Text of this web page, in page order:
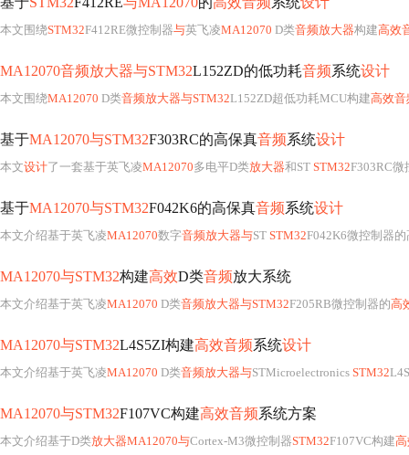
本文围绕STM32F412RE微控制器与英飞凌MA12070 D类音频放大器构建高效
MA12070音频放大器与STM32L152ZD的低功耗音频系统设计
本文围绕MA12070 D类音频放大器与STM32L152ZD超低功耗MCU构建高效音
基于MA12070与STM32F303RC的高保真音频系统设计
本文设计了一套基于英飞凌MA12070多电平D类放大器和ST STM32F303RC微
基于MA12070与STM32F042K6的高保真音频系统设计
本文介绍基于英飞凌MA12070数字音频放大器与ST STM32F042K6微控制器
MA12070与STM32构建高效D类音频放大系统
本文介绍基于英飞凌MA12070 D类音频放大器与STM32F205RB微控制器的高
MA12070与STM32L4S5ZI构建高效音频系统设计
本文介绍基于英飞凌MA12070 D类音频放大器与STMicroelectronics STM32
MA12070与STM32F107VC构建高效音频系统方案
本文介绍基于D类放大器MA12070与Cortex-M3微控制器STM32F107VC构建